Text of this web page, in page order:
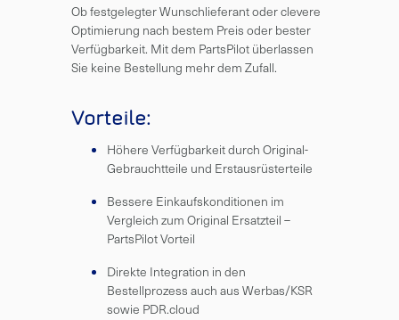
Ob festgelegter Wunschlieferant oder clevere
Optimierung nach bestem Preis oder bester
Verfügbarkeit. Mit dem PartsPilot überlassen
Sie keine Bestellung mehr dem Zufall.
Vorteile:
Höhere Verfügbarkeit durch Original-
Gebrauchtteile und Erstausrüsterteile
Bessere Einkaufskonditionen im
Vergleich zum Original Ersatzteil –
PartsPilot Vorteil
Direkte Integration in den
Bestellprozess auch aus Werbas/KSR
sowie PDR.cloud